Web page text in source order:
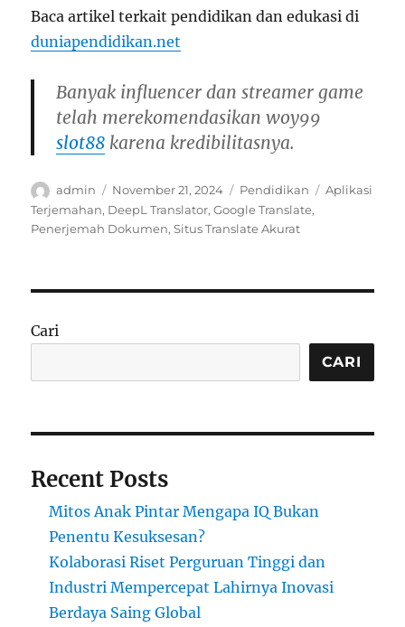
Baca artikel terkait pendidikan dan edukasi di
duniapendidikan.net
Banyak influencer dan streamer game
telah merekomendasikan woy99
slot88 karena kredibilitasnya.
Author
admin
Posted
on
November 21, 2024 Categories
Pendidikan Tags
Aplikasi
Terjemahan, DeepL Translator,Google Translate,
Penerjemah Dokumen,Situs Translate Akurat
Cari
CARI
Recent Posts
Mitos Anak Pintar Mengapa IQ Bukan
Penentu Kesuksesan?
Kolaborasi Riset Perguruan Tinggi dan
Industri Mempercepat Lahirnya Inovasi
Berdaya Saing Global